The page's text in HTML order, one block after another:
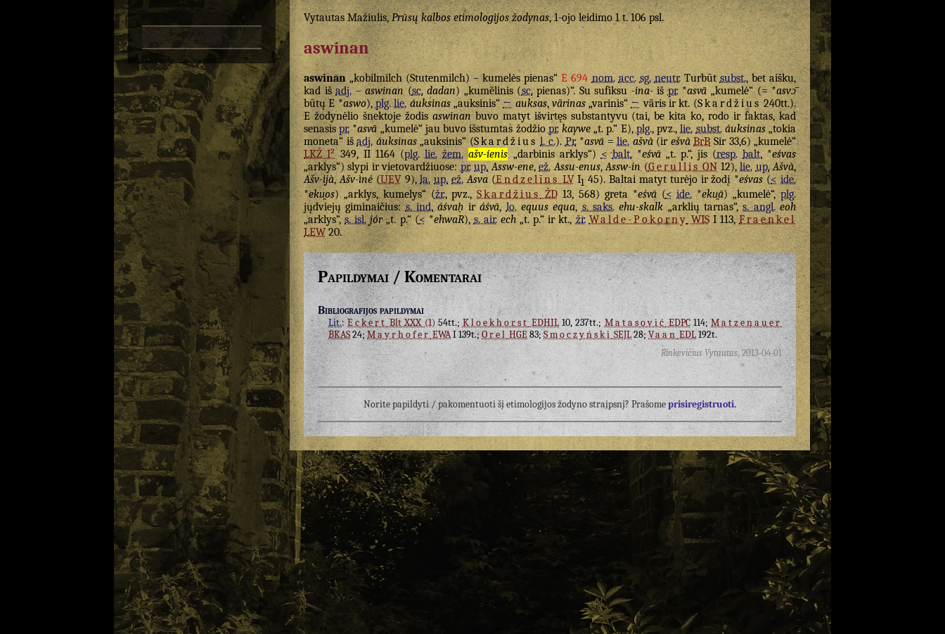
Vytautas Mažiulis,Prūsų kalbos etimologijos žodynas, 1-ojo leidimo 1 t. 106 psl.
aswinan
aswinan„kobilmilch (Stutenmilch) – kumelės pienas“E 694 nom. acc. sg. neutr.Turbūtsubst., bet aišku,
kad išadj.–aswinan(sc. dadan) „kumẽlinis (sc.pienas)“. Su sufiksu -ina-išpr.*asvā„kumelė“ (= *asvɔ̄
būtų E *aswo),plg. lie. áuksinas„auksinis“← auksas,vãrinas„varinis“←vãris ir kt. (Skardžius240tt.).
E žodynėlio šnektoje žodisaswinanbuvo matyt išvirtęs substantyvu (tai, be kita ko, rodo ir faktas, kad
senasispr.*asvā„kumelė“ jau buvo išstumtas žodžiopr. kaywe„t. p.“ E),plg., pvz.,lie. subst. áuksinas„tokia
moneta“ išadj. áuksinas„auksinis“ (Skardžius l. c.).Pr.*asvā=lie. ašvà(irešvà BrBSir 33,6) „kumelė“
LKŽ I²349, II 1164 (plg. lie. žem. ašv-íenis„darbinis arklys“) < balt.*eśvā„t. p.“, jis (resp. balt.*eśvas
„arklys“) slypi ir vietovardžiuose:pr. up. Assw-ene,ež. Assu-enus,Assw-in(GerullisON12),lie. up. Ašvà,
Ašv-ijà,Ašv-ìnė(UEV9),la. up. ež. Asva(EndzelīnsLVI145). Baltai matyt turėjo ir žodį *eśvas(< ide.
*eku̯os) „arklys, kumelys“ (žr., pvz.,Skardžius ŽD13, 568) greta *eśvā(< ide.*eku̯ā) „kumelė“,plg.
jųdviejų giminaičius:s. ind. áśvaḥiráśvā,lo. equus equa, s. saks. ehu-skalk„arklių tarnas“,s. angl. eoh
„arklys“,s. isl. jór„t. p.“ (<*ehwaR),s. air. ech„t. p.“ ir kt.,žr. Walde-PokornyWISI 113,Fraenkel
LEW20.
Papildymai / Komentarai
Bibliografijos papildymai
Lit.:EckertBlt XXX (1)54tt.; KloekhorstEDHIL 10, 237tt.; MatasovićEDPC114;Matzenauer
BKAS24;MayrhoferEWAI 139t.;Orel HGE83;Smoczyński SEJL28;Vaan EDL192t.
Rinkevičius Vytautas, 2013-04-01
Norite papildyti / pakomentuoti šį etimologijos žodyno straipsnį? Prašomeprisiregistruoti.